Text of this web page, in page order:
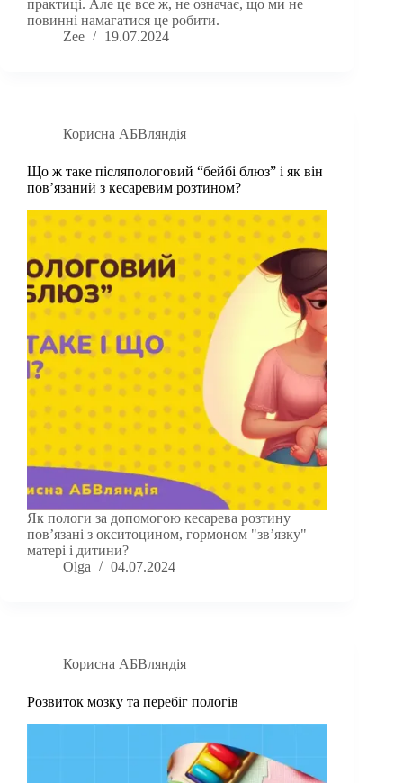
практиці. Але це все ж, не означає, що ми не
повинні намагатися це робити.
Zee
19.07.2024
Корисна АБВляндія
Що ж таке післяпологовий “бейбі блюз” і як він
повʼязаний з кесаревим розтином?
Як пологи за допомогою кесарева розтину
повʼязані з окситоцином, гормоном "звʼязку"
матері і дитини?
Olga
04.07.2024
Корисна АБВляндія
Розвиток мозку та перебіг пологів